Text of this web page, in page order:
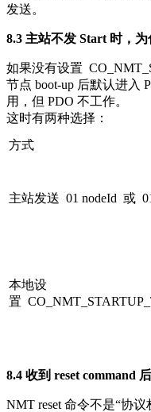
发送。
8.3 主站不发 Start 时，
如果没有设置
节点 boot-up 后默认进入
用，但 PDO 不工作。
这时有两种选择：
方式
主站发送 01 nodeId 或
本地设
置
8.4 收到 reset command
NMT reset 命令不是“协